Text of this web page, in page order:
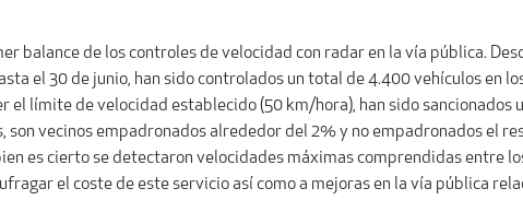
balance de los controles de velocidad con radar en la vía pública.
el 30 de junio, han sido controlados un total de 4.400 vehículos en
el límite de velocidad establecido (50 km/hora), han sido sancionados
son vecinos empadronados alrededor del 2% y no empadronados el
es cierto se detectaron velocidades máximas comprendidas entre
el coste de este servicio así como a mejoras en la vía pública